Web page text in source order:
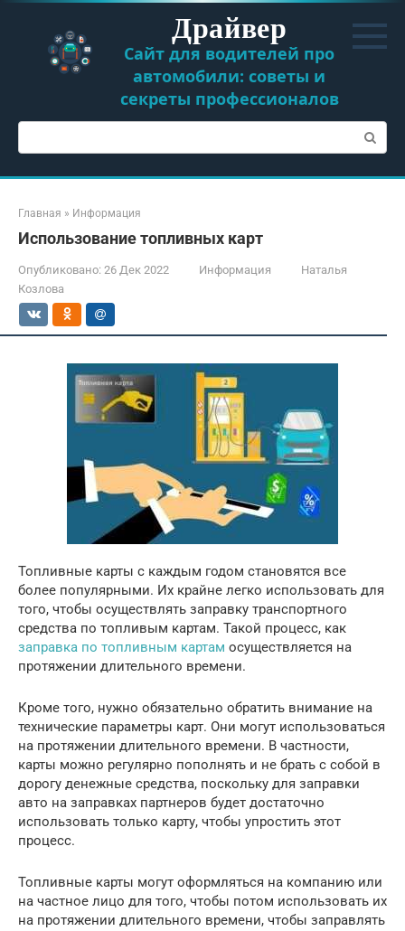
Перейти
контенту
Драйвер
Сайт для водителей про
автомобили: советы и
секреты профессионалов
Поиск:
Главная » Информация
Использование топливных карт
Опубликовано: 26 Дек 2022 Информация
Наталья
Козлова
Топливные карты с каждым годом становятся все
более популярными. Их крайне легко использовать для
того, чтобы осуществлять заправку транспортного
средства по топливым картам. Такой процесс, как
заправка по топливным картам осуществляется на
протяжении длительного времени.
Кроме того, нужно обязательно обратить внимание на
технические параметры карт. Они могут использоваться
на протяжении длительного времени. В частности,
карты можно регулярно пополнять и не брать с собой в
дорогу денежные средства, поскольку для заправки
авто на заправках партнеров будет достаточно
использовать только карту, чтобы упростить этот
процесс.
Топливные карты могут оформляться на компанию или
на частное лицо для того, чтобы потом использовать их
на протяжении длительного времени, чтобы заправлять